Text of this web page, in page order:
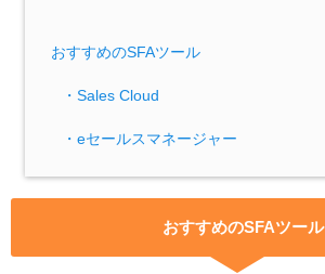
おすすめのSFAツール
・Sales Cloud
・eセールスマネージャー
おすすめのSFAツール